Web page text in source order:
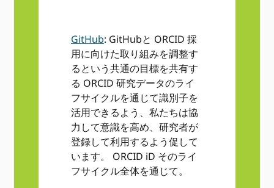
GitHub: GitHubと ORCID 採
用に向けた取り組みを調整す
るという共通の目標を共有す
る ORCID 研究データのライ
フサイクルを通じて識別子を
活用できるよう、私たちは協
力して意識を高め、研究者が
登録して利用するよう促して
います。 ORCID iD そのライ
フサイクル全体を通じて。